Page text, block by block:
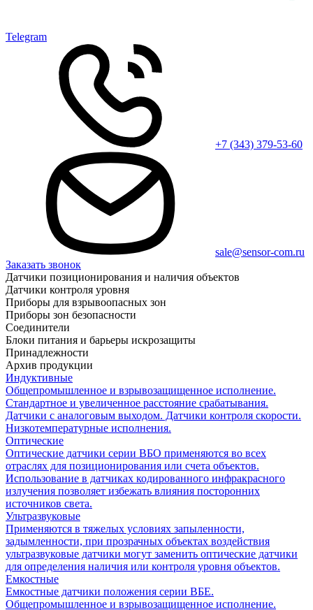
Telegram
+7 (343) 379-53-60
sale@sensor-com.ru
Заказать звонок
Датчики позиционирования и наличия объектов
Датчики контроля уровня
Приборы для взрывоопасных зон
Приборы зон безопасности
Соединители
Блоки питания и барьеры искрозащиты
Принадлежности
Архив продукции
Индуктивные
Общепромышленное и взрывозащищенное исполнение.
Стандартное и увеличенное расстояние срабатывания.
Датчики с аналоговым выходом. Датчики контроля скорости.
Низкотемпературные исполнения.
Оптические
Оптические датчики серии ВБО применяются во всех
отраслях для позиционирования или счета объектов.
Использование в датчиках кодированного инфракрасного
излучения позволяет избежать влияния посторонних
источников света.
Ультразвуковые
Применяются в тяжелых условиях запыленности,
задымленности, при прозрачных объектах воздействия
ультразвуковые датчики могут заменить оптические датчики
для определения наличия или контроля уровня объектов.
Емкостные
Емкостные датчики положения серии ВБЕ.
Общепромышленное и взрывозащищенное исполнение.